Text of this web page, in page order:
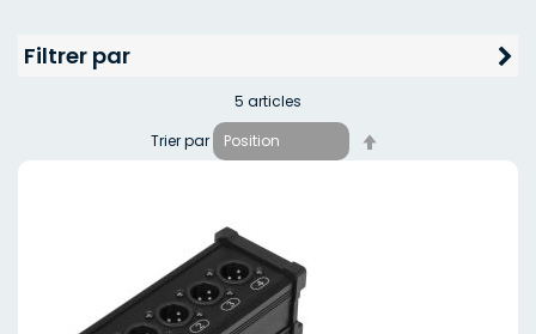
5 articles
Trier par
Filtrer par